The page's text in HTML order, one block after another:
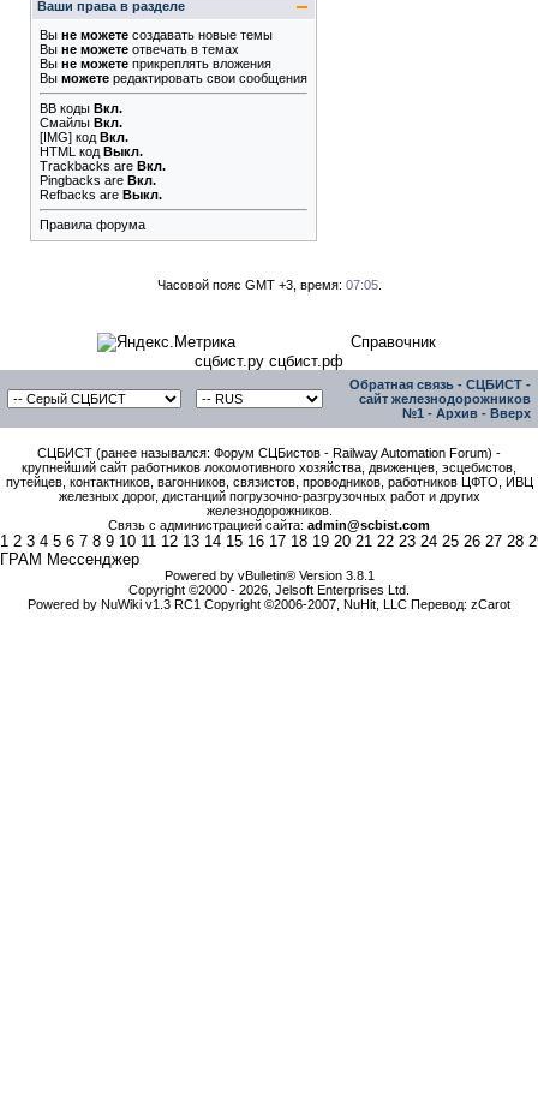
Ваши права в разделе
Вы не можете создавать новые темы
Вы не можете отвечать в темах
Вы не можете прикреплять вложения
Вы можете редактировать свои сообщения
BB коды Вкл.
Смайлы Вкл.
[IMG] код Вкл.
HTML код Выкл.
Trackbacks are Вкл.
Pingbacks are Вкл.
Refbacks are Выкл.
Правила форума
Часовой пояс GMT +3, время: 07:05.
Справочник
сцбист.ру сцбист.рф
Обратная связь - СЦБИСТ -
сайт железнодорожников
№1 - Архив - Вверх
СЦБИСТ (ранее назывался: Форум СЦБистов - Railway Automation Forum) -
крупнейший сайт работников локомотивного хозяйства, движенцев, эсцебистов,
путейцев, контактников, вагонников, связистов, проводников, работников ЦФТО, ИВЦ
железных дорог, дистанций погрузочно-разгрузочных работ и других
железнодорожников.
Связь с администрацией сайта: admin@scbist.com
1 2 3 4 5 6 7 8 9 10 11 12 13 14 15 16 17 18 19 20 21 22 23 24 25 26 27 28
ГРАМ Мессенджер
Powered by vBulletin® Version 3.8.1
Copyright ©2000 - 2026, Jelsoft Enterprises Ltd.
Powered by NuWiki v1.3 RC1 Copyright ©2006-2007, NuHit, LLC Перевод: zCarot